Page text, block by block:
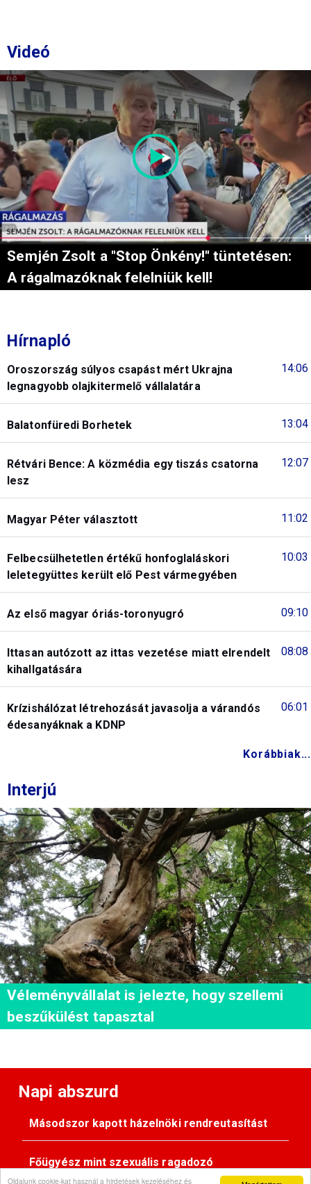
Oldalunk cookie-kat használ a hirdetések kezeléséhez és
Videó
Semjén Zsolt a "Stop Önkény!" tüntetésen:
A rágalmazóknak felelniük kell!
Hírnapló
14:06
Oroszország súlyos csapást mért Ukrajna
legnagyobb olajkitermelő vállalatára
13:04
Balatonfüredi Borhetek
12:07
Rétvári Bence: A közmédia egy tiszás csatorna
lesz
11:02
Magyar Péter választott
10:03
Felbecsülhetetlen értékű honfoglaláskori
leletegyüttes került elő Pest vármegyében
09:10
Az első magyar óriás-toronyugró
08:08
Ittasan autózott az ittas vezetése miatt elrendelt
kihallgatására
06:01
Krízishálózat létrehozását javasolja a várandós
édesanyáknak a KDNP
Korábbiak...
Interjú
Véleményvállalat is jelezte, hogy szellemi
beszűkülést tapasztal
Napi abszurd
Másodszor kapott házelnöki rendreutasítást
Főügyész mint szexuális ragadozó